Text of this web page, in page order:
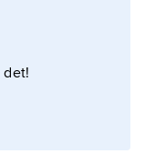
Nagy och
det!